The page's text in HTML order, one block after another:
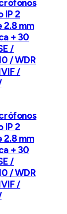
IP 2
2.8 mm
+ 30
/
/ WDR
/
IP 2
2.8 mm
+ 30
/
/ WDR
/